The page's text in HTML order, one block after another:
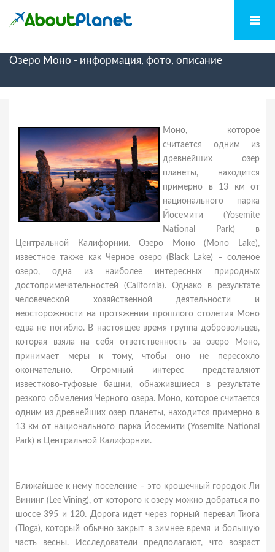
Озеро Моно - информация, фото, описание
Моно, которое
считается одним из
древнейших озер
планеты, находится
примерно в 13 км от
национального парка
Йосемити (Yosemite
National Park) в
Центральной Калифорнии. Озеро Моно (Mono Lake),
известное также как Черное озеро (Black Lake) – соленое
озеро, одна из наиболее интересных природных
достопримечательностей (California). Однако в результате
человеческой хозяйственной деятельности и
неосторожности на протяжении прошлого столетия Моно
едва не погибло. В настоящее время группа добровольцев,
которая взяла на себя ответственность за озеро Моно,
принимает меры к тому, чтобы оно не пересохло
окончательно. Огромный интерес представляют
известково-туфовые башни, обнажившиеся в результате
резкого обмеления Черного озера. Моно, которое считается
одним из древнейших озер планеты, находится примерно в
13 км от национального парка Йосемити (Yosemite National
Park) в Центральной Калифорнии.
Ближайшее к нему поселение – это крошечный городок Ли
Вининг (Lee Vining), от которого к озеру можно добраться по
шоссе 395 и 120. Дорога идет через горный перевал Тиога
(Tioga), который обычно закрыт в зимнее время и большую
часть весны. Исследователи предполагают, что возраст